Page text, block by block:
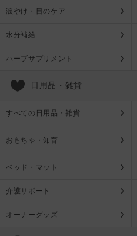
涙やけ・目のケア
水分補給
ハーブサプリメント
日用品・雑貨
すべての日用品・雑貨
おもちゃ・知育
ベッド・マット
介護サポート
オーナーグッズ